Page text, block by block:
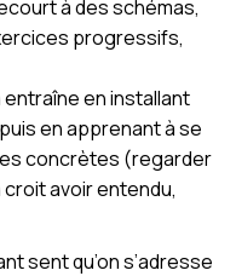
à des schémas,
progressifs,
entraîne en installant
en apprenant à se
concrètes (regarder
croit avoir entendu,
sent qu’on s’adresse